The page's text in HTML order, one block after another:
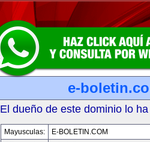
e-
El dueño de este dominio lo
Mayusculas:
E-BOLETIN.COM